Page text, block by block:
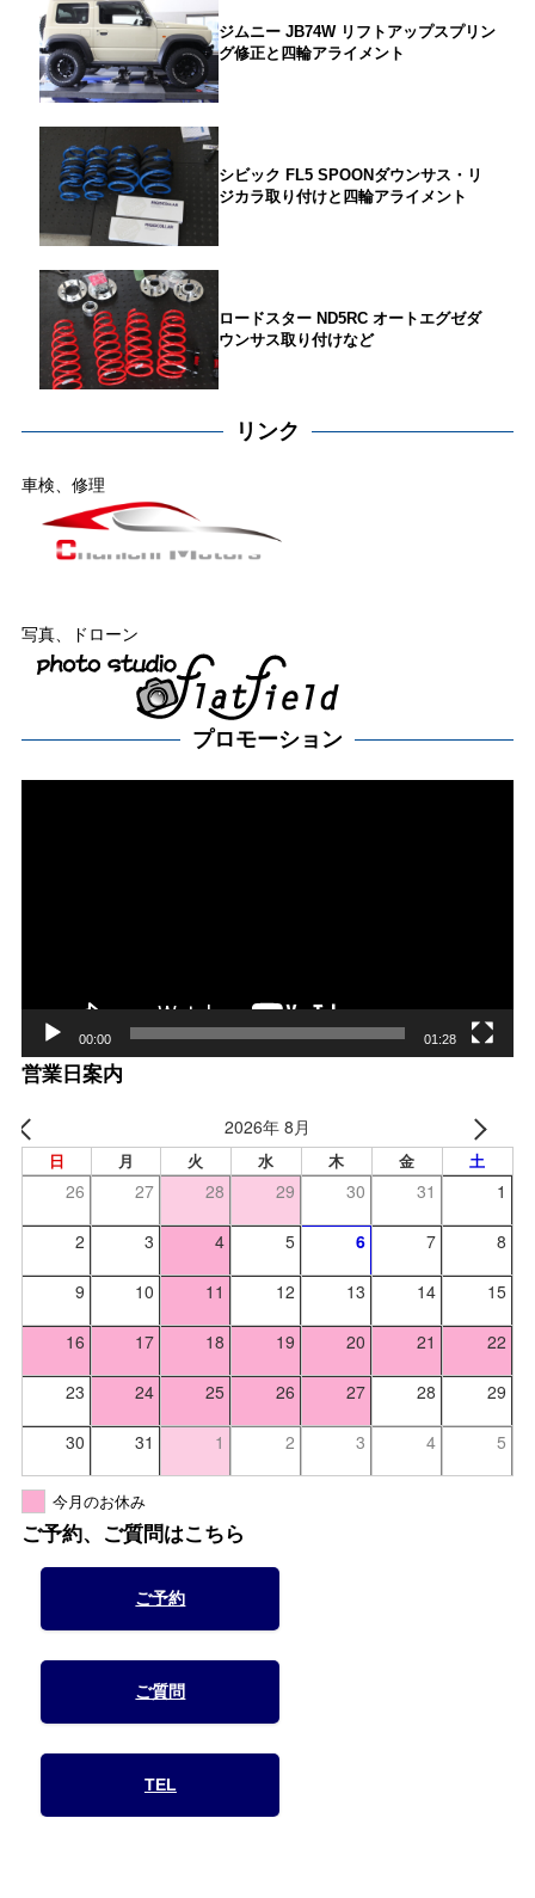
ジムニー JB74W リフトアップスプリン
グ修正と四輪アライメント
シビック FL5 SPOONダウンサス・リ
ジカラ取り付けと四輪アライメント
ロードスター ND5RC オートエグゼダ
ウンサス取り付けなど
リンク
車検、修理
写真、ドローン
プロモーション
00:00 01:28
営業日案内
2026年 8月
日 月 火 水 木 金 土
26 27 28 29 30 31 1
2 3 4 5 6 7 8
9 10 11 12 13 14 15
16 17 18 19 20 21 22
23 24 25 26 27 28 29
30 31 1 2 3 4 5
今月のお休み
ご予約、ご質問はこちら
ご予約
ご質問
TEL